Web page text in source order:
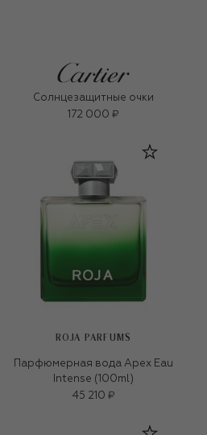
Солнцезащитные очки
172 000 ₽
ROJA PARFUMS
Парфюмерная вода Apex Eau
Intense (100ml)
45 210 ₽